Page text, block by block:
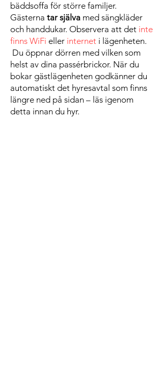
bäddsoffa för större familjer.
Gästerna tar själva med sängkläder
och handdukar. Observera att det inte
finns WiFi eller internet i lägenheten.
Du öppnar dörren med vilken som
helst av dina passérbrickor. När du
bokar gästlägenheten godkänner du
automatiskt det hyresavtal som finns
längre ned på sidan – läs igenom
detta innan du hyr.